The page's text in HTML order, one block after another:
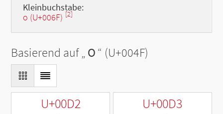
Kleinbuchstabe:
o (U+006F) [2]
Basierend auf „O“ (U+004F)
U+00D2 U+00D3